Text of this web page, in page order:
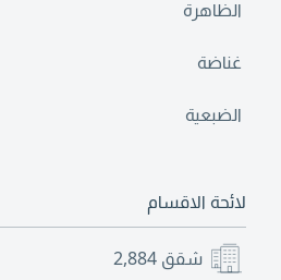
الظاهرة
غناضة
الضبعية
لائحة الاقسام
شقق 2,884